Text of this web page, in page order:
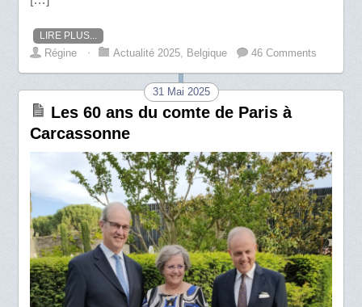
LIRE PLUS...
Régine ⋅ Actualité 2025 Belgique 46 Comments
31 Mai 2025
Les 60 ans du comte de Paris à
Carcassonne